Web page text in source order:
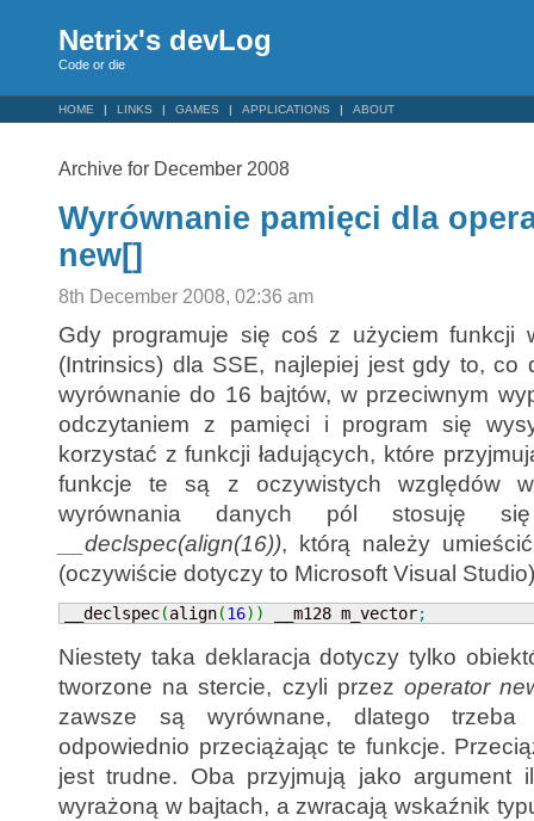
Netrix's devLog
Code or die
HOME LINKS GAMES APPLICATIONS ABOUT
Archive for December 2008
Wyrównanie pamięci dla
new[]
8th December 2008, 02:36 am
Gdy programuje się coś z użyciem funkcji
(Intrinsics) dla SSE, najlepiej jest gdy to, co
wyrównanie do 16 bajtów, w przeciwnym
odczytaniem z pamięci i program się
korzystać z funkcji ładujących, które
funkcje te są z oczywistych względów
wyrównania danych pól stosuję się
__declspec(align(16)), którą należy
(oczywiście dotyczy to Microsoft Visual
__declspec(align(16) ) __m128 m_vector;
Niestety taka deklaracja dotyczy tylko
tworzone na stercie, czyli przez operator
zawsze są wyrównane, dlatego
odpowiednio przeciążając te funkcje.
jest trudne. Oba przyjmują jako argument
wyrażoną w bajtach, a zwracają wskaźnik